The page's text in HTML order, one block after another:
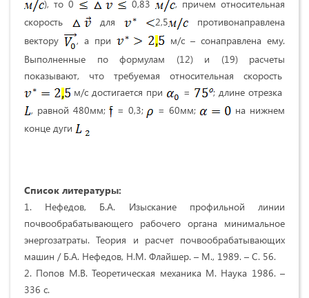
), то 0 0,83
, причем относительная
скорость
для 2,5
противонаправлена
вектору
, а при
м/с – сонаправлена ему.
Выполненные по формулам (12) и (19) расчеты
показывают, что требуемая относительная скорость
м/с достигается при
=
; длине отрезка
, равной 480мм;
= 0,3; = 60мм;
на нижнем
конце дуги
Список литературы:
1. Нефедов, Б.А. Изыскание профильной линии
почвообрабатывающего рабочего органа минимальное
энергозатраты. Теория и расчет почвообрабатывающих
машин / Б.А. Нефедов, Н.М. Флайшер. – М., 1989. – С. 56.
2. Попов М.В. Теоретическая механика М. Наука 1986. –
336 с.